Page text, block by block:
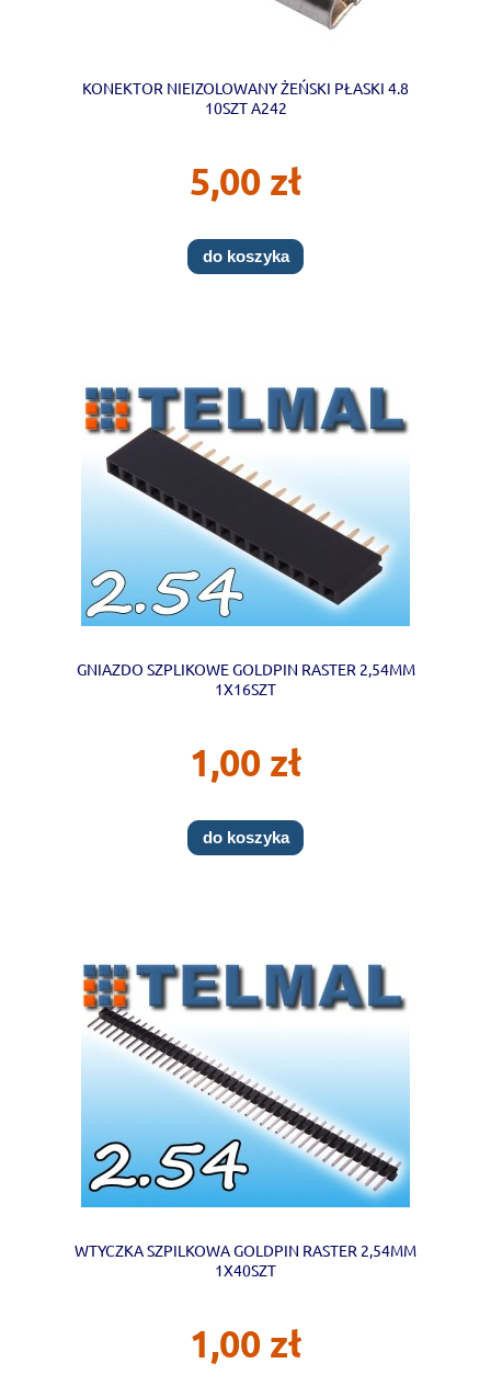
KONEKTOR NIEIZOLOWANY ŻEŃSKI PŁASKI 4.8
10SZT A242
5,00 zł
do koszyka
GNIAZDO SZPLIKOWE GOLDPIN RASTER 2,54MM
1X16SZT
1,00 zł
do koszyka
WTYCZKA SZPILKOWA GOLDPIN RASTER 2,54MM
1X40SZT
1,00 zł